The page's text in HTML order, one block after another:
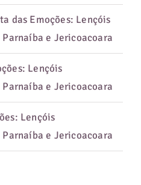
das Emoções: Lençóis
e Jericoacoara
Lençóis
e Jericoacoara
Lençóis
e Jericoacoara